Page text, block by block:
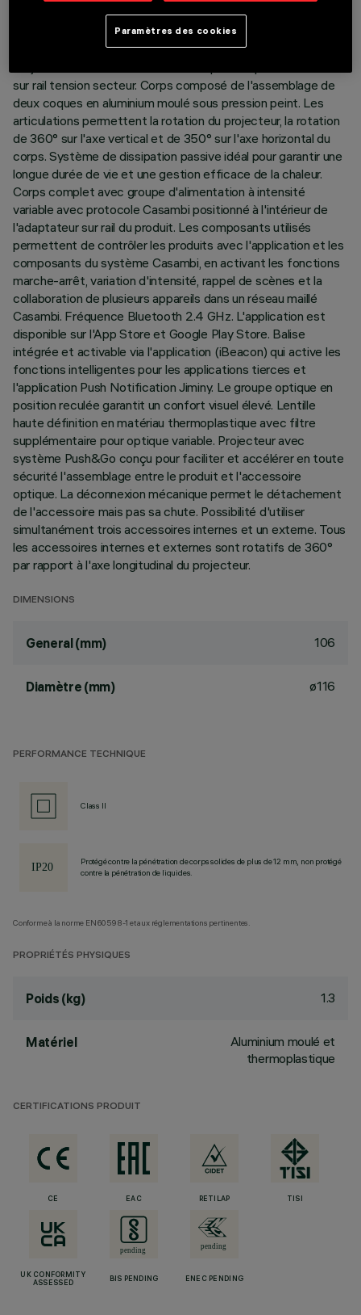
sur rail tension secteur. Corps composé de l'assemblage de
deux coques en aluminium moulé sous pression peint. Les
articulations permettent la rotation du projecteur, la rotation
de 360° sur l'axe vertical et de 350° sur l'axe horizontal du
corps. Système de dissipation passive idéal pour garantir une
longue durée de vie et une gestion efficace de la chaleur.
Corps complet avec groupe d'alimentation à intensité
variable avec protocole Casambi positionné à l'intérieur de
l'adaptateur sur rail du produit. Les composants utilisés
permettent de contrôler les produits avec l'application et les
composants du système Casambi, en activant les fonctions
marche-arrêt, variation d'intensité, rappel de scènes et la
collaboration de plusieurs appareils dans un réseau maillé
Casambi. Fréquence Bluetooth 2.4 GHz. L'application est
disponible sur l'App Store et Google Play Store. Balise
intégrée et activable via l'application (iBeacon) qui active les
fonctions intelligentes pour les applications tierces et
l'application Push Notification Jiminy. Le groupe optique en
position reculée garantit un confort visuel élevé. Lentille
haute définition en matériau thermoplastique avec filtre
supplémentaire pour optique variable. Projecteur avec
système Push&Go conçu pour faciliter et accélérer en toute
sécurité l'assemblage entre le produit et l'accessoire
optique. La déconnexion mécanique permet le détachement
de l'accessoire mais pas sa chute. Possibilité d'utiliser
simultanément trois accessoires internes et un externe. Tous
les accessoires internes et externes sont rotatifs de 360°
par rapport à l'axe longitudinal du projecteur.
DIMENSIONS
General (mm) 106
Diamètre (mm) ø116
PERFORMANCE TECHNIQUE
Class II
Protégé contre la pénétration de corps solides de plus de 12 mm, non protégé
contre la pénétration de liquides.
Conforme à la norme EN60598-1 et aux réglementations pertinentes.
PROPRIÉTÉS PHYSIQUES
Poids (kg) 1.3
Matériel
Aluminium moulé et
thermoplastique
CERTIFICATIONS PRODUIT
CE EAC RETILAP TISI
UK CONFORMITY
ASSESSED
BIS PENDING ENEC PENDING
Paramètres des cookies